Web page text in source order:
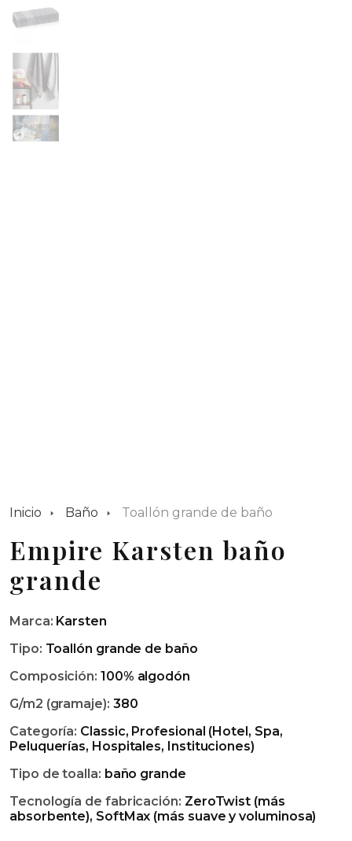
Inicio Baño Toallón grande de baño
Empire Karsten baño
grande
Marca: Karsten
Tipo: Toallón grande de baño
Composición: 100% algodón
G/m2 (gramaje): 380
Categoría: Classic, Profesional (Hotel, Spa,
Peluquerías, Hospitales, Instituciones)
Tipo de toalla: baño grande
Tecnología de fabricación: ZeroTwist (más
absorbente), SoftMax (más suave y voluminosa)